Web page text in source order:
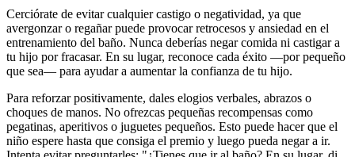
Cerciórate de evitar cualquier castigo o negatividad, ya que
avergonzar o regañar puede provocar retrocesos y ansiedad en el
entrenamiento del baño. Nunca deberías negar comida ni castigar a
tu hijo por fracasar. En su lugar, reconoce cada éxito —por pequeño
que sea— para ayudar a aumentar la confianza de tu hijo.
Para reforzar positivamente, dales elogios verbales, abrazos o
choques de manos. No ofrezcas pequeñas recompensas como
pegatinas, aperitivos o juguetes pequeños. Esto puede hacer que el
niño espere hasta que consiga el premio y luego pueda negar a ir.